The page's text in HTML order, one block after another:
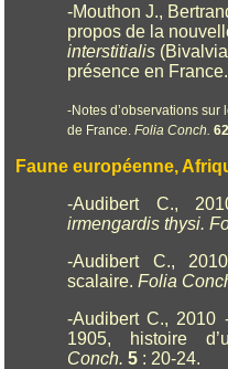
-Mouthon J.,
propos de la
interstitialis
présence en
-Notes d’observations sur
de France.Folia Conch. 62
Faune européenne,
-Audibert C.,
irmengardis thysi.
-Audibert C.,
scalaire.Folia
-Audibert C., 2010
1905, histoire
Conch. 5 : 20-24.